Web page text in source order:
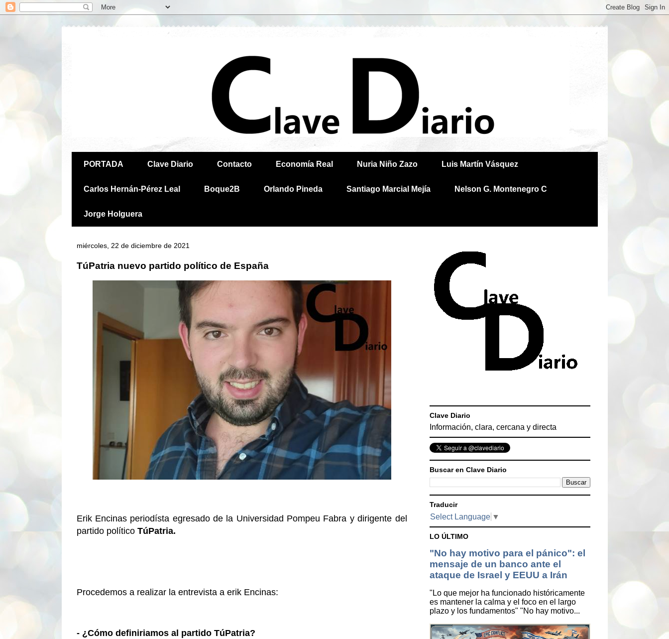
PORTADA Clave Diario Contacto Economía Real Nuria Niño Zazo Luis Martín Vásquez
Carlos Hernán-Pérez Leal Boque2B Orlando Pineda Santiago Marcial Mejía Nelson G. Montenegro C
Jorge Holguera
miércoles, 22 de diciembre de 2021
TúPatria nuevo partido político de España
Erik Encinas periodísta egresado de la Universidad Pompeu Fabra y dirigente del
partido político TúPatria.
Procedemos a realizar la entrevista a erik Encinas:
- ¿Cómo definiriamos al partido TúPatria?
Clave Diario
Información, clara, cercana y directa
Buscar en Clave Diario
Traducir
Select Language ▼
LO ÚLTIMO
"No hay motivo para el pánico": el
mensaje de un banco ante el
ataque de Israel y EEUU a Irán
"Lo que mejor ha funcionado históricamente
es mantener la calma y el foco en el largo
plazo y los fundamentos" "No hay motivo...